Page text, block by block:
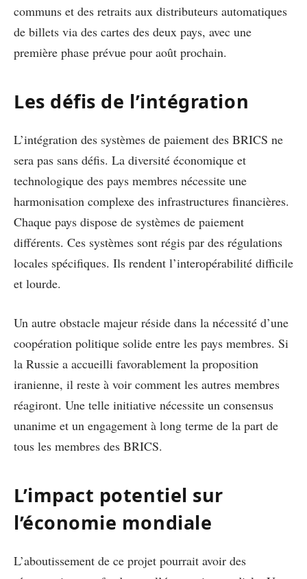
communs et des retraits aux distributeurs automatiques
de billets via des cartes des deux pays, avec une
première phase prévue pour août prochain.
Les défis de l’intégration
L’intégration des systèmes de paiement des BRICS ne
sera pas sans défis. La diversité économique et
technologique des pays membres nécessite une
harmonisation complexe des infrastructures financières.
Chaque pays dispose de systèmes de paiement
différents. Ces systèmes sont régis par des régulations
locales spécifiques. Ils rendent l’interopérabilité difficile
et lourde.
Un autre obstacle majeur réside dans la nécessité d’une
coopération politique solide entre les pays membres. Si
la Russie a accueilli favorablement la proposition
iranienne, il reste à voir comment les autres membres
réagiront. Une telle initiative nécessite un consensus
unanime et un engagement à long terme de la part de
tous les membres des BRICS.
L’impact potentiel sur
l’économie mondiale
L’aboutissement de ce projet pourrait avoir des